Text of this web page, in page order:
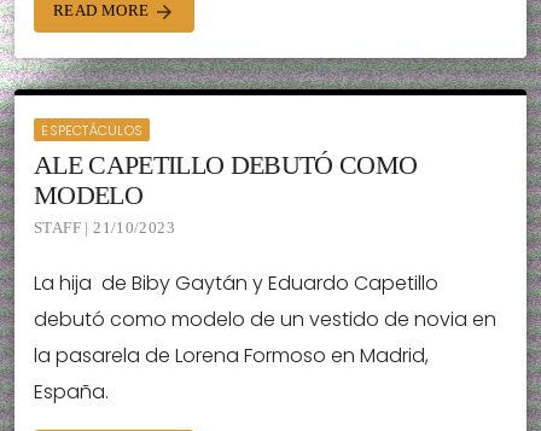
READ MORE arrow_forward
ESPECTÁCULOS
ALE CAPETILLO DEBUTÓ COMO
MODELO
STAFF | 21/10/2023
La hija de Biby Gaytán y Eduardo Capetillo
debutó como modelo de un vestido de novia en
la pasarela de Lorena Formoso en Madrid,
España.